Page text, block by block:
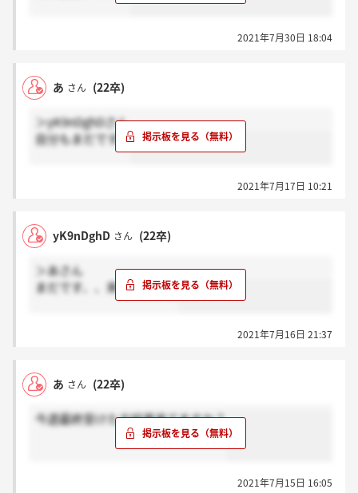
2021年7月30日 18:04
あ さん (22卒)
＞yK9nDghDさん
自分もまだです。
2021年7月17日 10:21
yK9nDghD さん (22卒)
＞あさん
まだです、、来ましたか？
2021年7月16日 21:37
あ さん (22卒)
今週最終受けた方結果来てますか？
2021年7月15日 16:05